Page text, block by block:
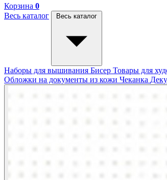
Корзина 0
Весь каталог
Весь каталог
Наборы для вышивания Бисер Товары для
Обложки на документы из кожи Чеканка